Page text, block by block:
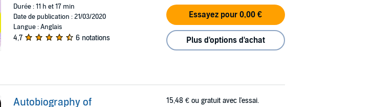
Durée : 11 h et 17 min
Date de publication : 21/03/2020
Langue : Anglais
4,7 6 notations
Essayez pour 0,00 €
Plus d'options d'achat
Autobiography of
15,48 € ou gratuit avec l'essai.